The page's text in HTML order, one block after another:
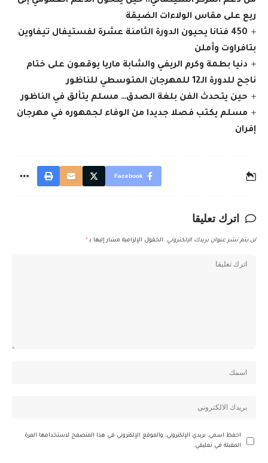
ريع على مقاس الولاءات الضيقة
450 فنانا يحيون الدورة الثامنة عشرة لفستيفال تيفاوين
بتافراوت وأملن
دنيا بطمة وكرم الريفي والشابة ماريا يوقعون على ختام
ناجح للدورة الـ12 للمهرجان المتوسطي للناظور
حين يتحدث الفن بلغة الصدق… مسلم يتألق في الناظور
مسلم يكتب فصلا جديدا من الوفاء لجمهوره في مهرجان
إفران
Facebook
اترك تعليقا
لن يتم نشر عنوان بريدك الإلكتروني. الحقول الإلزامية مشار إليها بـ *
احفظ اسمي، بريدي الإلكتروني، والموقع الإلكتروني في هذا المتصفح لاستخدامها المرة
المقبلة في تعليقي.